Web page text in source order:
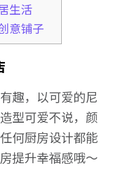
生活
意铺子
趣，以可爱的尼
型可爱不说，颜
何厨房设计都能
提升幸福感哦～